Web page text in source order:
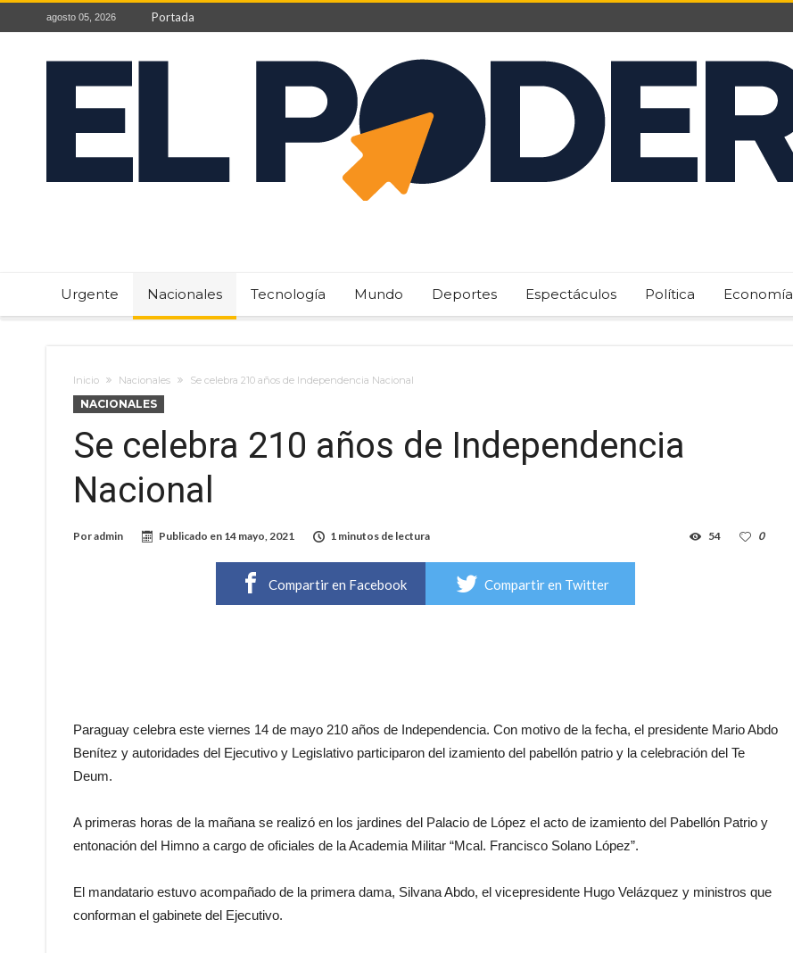
agosto 05, 2026 Portada
Urgente Nacionales Tecnología Mundo Deportes Espectáculos Política Economía
Inicio Nacionales Se celebra 210 años de Independencia Nacional
NACIONALES
Se celebra 210 años de Independencia
Nacional
Poradmin Publicado en 14 mayo, 2021 1 minutos de lectura 0
54
Compartir en Facebook Compartir en Twitter
Paraguay celebra este viernes 14 de mayo 210 años de Independencia. Con motivo de la fecha, el presidente Mario Abdo
Benítez y autoridades del Ejecutivo y Legislativo participaron del izamiento del pabellón patrio y la celebración del Te
Deum.
A primeras horas de la mañana se realizó en los jardines del Palacio de López el acto de izamiento del Pabellón Patrio y
entonación del Himno a cargo de oficiales de la Academia Militar “Mcal. Francisco Solano López”.
El mandatario estuvo acompañado de la primera dama, Silvana Abdo, el vicepresidente Hugo Velázquez y ministros que
conforman el gabinete del Ejecutivo.